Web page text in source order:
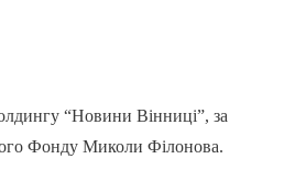
“Новини Вінниці”, за
Фонду Миколи Філонова.